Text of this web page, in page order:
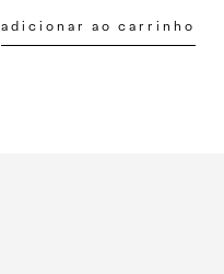
adicionar ao carrinho